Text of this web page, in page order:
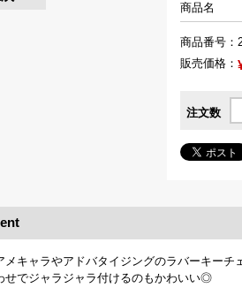
商品名
商品番号：
販売価格：
注文数
メキャラやアドバタイジングのラバーキー
せでジャラジャラ付けるのもかわいい◎